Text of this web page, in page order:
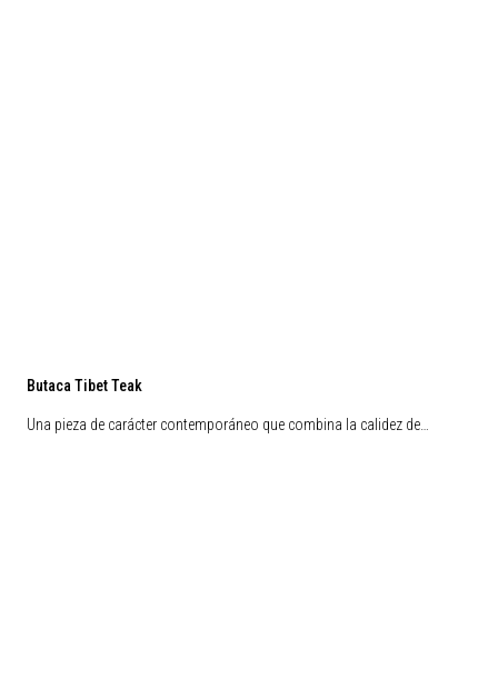
Butaca Tibet Teak
Una pieza de carácter contemporáneo que combina la calidez de…